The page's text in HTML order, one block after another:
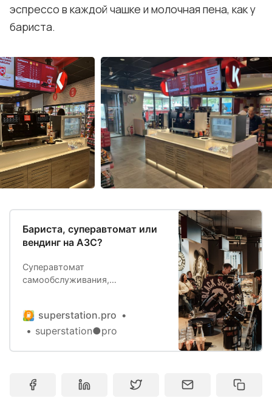
эспрессо в каждой чашке и молочная пена, как у
бариста.
Бариста, суперавтомат или
вендинг на АЗС?
Суперавтомат
самообслуживания,
решение? Сегодня на
автозаправочных станциях
стандартный. Но всё чаще сети
АЗС присматриваются к другим
superstation.pro
superstation●pro